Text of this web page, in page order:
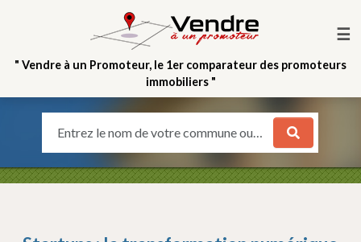
☰
" Vendre à un Promoteur, le 1er comparateur des promoteurs
immobiliers "
Entrez le nom de votre commune ou votre quartier